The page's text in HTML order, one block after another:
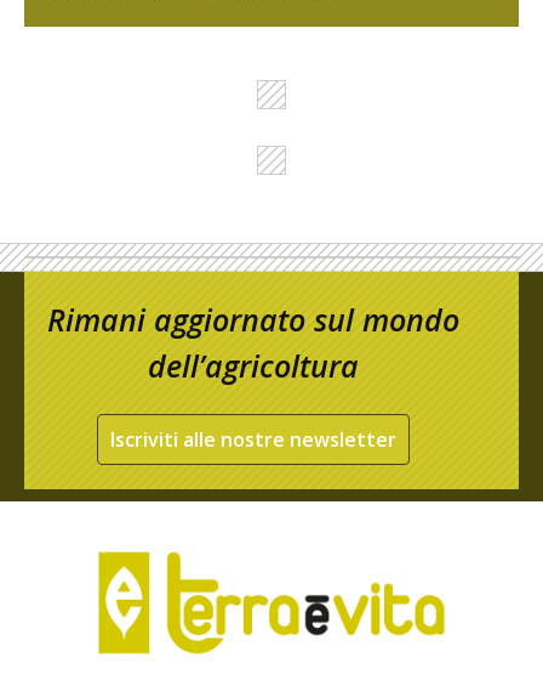
Rimani aggiornato sul mondo
dell’agricoltura
Iscriviti alle nostre newsletter